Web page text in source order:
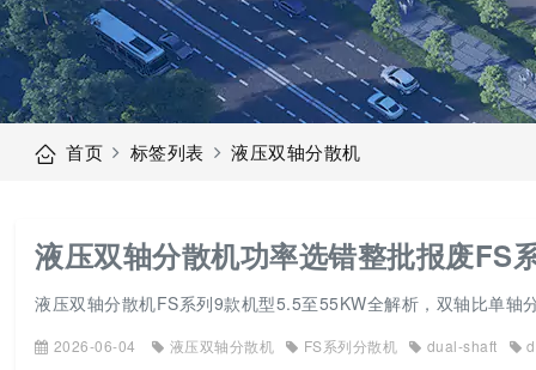
首页 标签列表 液压双轴分散机
液压双轴分散机功率选错整批报废FS
液压双轴分散机FS系列9款机型5.5至55KW全解析，双轴比单轴
2026-06-04 液压双轴分散机 FS系列分散机 dual-shaft